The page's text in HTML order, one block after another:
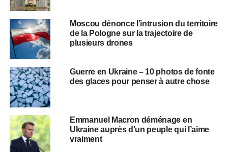
Moscou dénonce l’intrusion du territoire
de la Pologne sur la trajectoire de
plusieurs drones
Guerre en Ukraine – 10 photos de fonte
des glaces pour penser à autre chose
Emmanuel Macron déménage en
Ukraine auprès d’un peuple qui l’aime
vraiment